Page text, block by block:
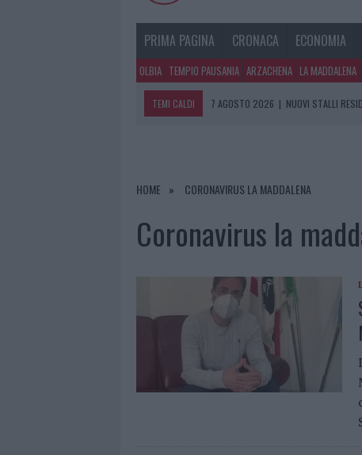
PRIMA PAGINA CRONACA ECONOMIA
OLBIA TEMPIO PAUSANIA ARZACHENA LA MADDALENA
TEMI CALDI 7 AGOSTO 2026 | NUOVI STALLI
7 AGOSTO 2026 | CONTROLLI ALL’AEROPORTO DI
HOME CORONAVIRUS LA MADDALENA
Coronavirus la